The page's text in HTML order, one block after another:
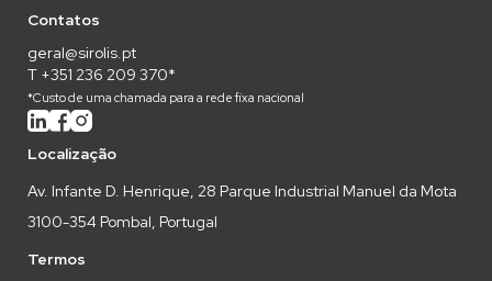
Contatos
geral@sirolis.pt
T +351 236 209 370*
*Custo de uma chamada para a rede fixa nacional
Localização
Av. Infante D. Henrique, 28 Parque Industrial Manuel da Mota
3100-354 Pombal, Portugal
Termos